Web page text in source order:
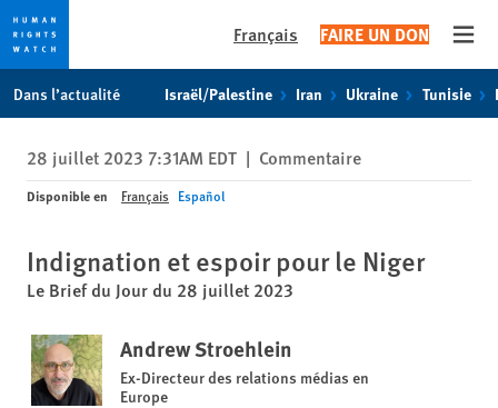
to
privacy
notice
to
content
Français FAIRE UN DON
Dans l’actualité Israël/Palestine Iran Ukraine Tunisie
28 juillet 2023 7:31AM EDT | Commentaire
Disponible en Français Español
Indignation et espoir pour le Niger
Le Brief du Jour du 28 juillet 2023
Andrew Stroehlein
Ex-Directeur des relations médias en
Europe